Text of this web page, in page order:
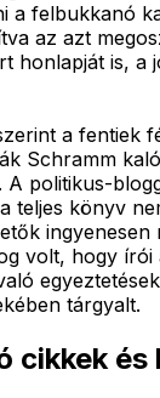
a felbukkanó
az azt
honlapját is, a
a fentiek
Schramm
A politikus-
teljes könyv
ingyenesen
volt, hogy írói
tárgyalt.
cikkek és